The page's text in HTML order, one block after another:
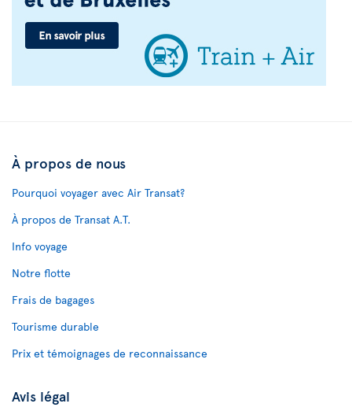
À propos de nous
Pourquoi voyager avec Air Transat?
À propos de Transat A.T.
Info voyage
Notre flotte
Frais de bagages
Tourisme durable
Prix et témoignages de reconnaissance
Avis légal